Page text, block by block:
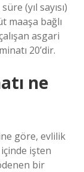
(yıl sayısı)
maaşa bağlı
asgari
20’dir.
ne
göre, evlilik
işten
bir